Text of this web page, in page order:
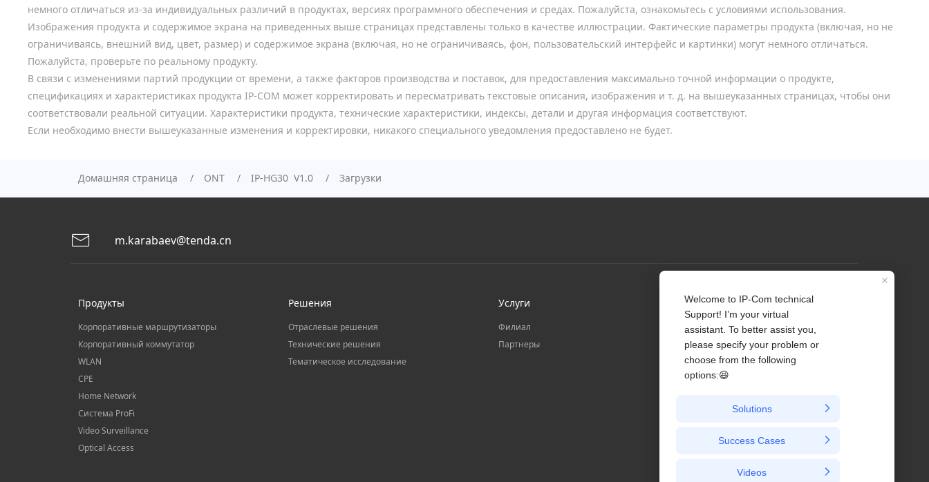
немного отличаться из-за индивидуальных различий в продуктах, версиях программного обеспечения и средах. Пожалуйста, ознакомьтесь с условиями использования.
Изображения продукта и содержимое экрана на приведенных выше страницах представлены только в качестве иллюстрации. Фактические параметры продукта (включая, но не
ограничиваясь, внешний вид, цвет, размер) и содержимое экрана (включая, но не ограничиваясь, фон, пользовательский интерфейс и картинки) могут немного отличаться.
Пожалуйста, проверьте по реальному продукту.
В связи с изменениями партий продукции от времени, а также факторов производства и поставок, для предоставления максимально точной информации о продукте,
спецификациях и характеристиках продукта IP-COM может корректировать и пересматривать текстовые описания, изображения и т. д. на вышеуказанных страницах, чтобы они
соответствовали реальной ситуации. Характеристики продукта, технические характеристики, индексы, детали и другая информация соответствуют.
Если необходимо внести вышеуказанные изменения и корректировки, никакого специального уведомления предоставлено не будет.
Домашняя страница ONT IP-HG30 V1.0 Загрузки
m.karabaev@tenda.cn
Продукты
Корпоративные маршрутизаторы
Корпоративный коммутатор
WLAN
CPE
Home Network
Система ProFi
Video Surveillance
Optical Access
Решения
Отраслевые решения
Технические решения
Тематическое исследование
Услуги
Филиал
Партнеры
Профиль
Связаться с нами
О нас
Новости